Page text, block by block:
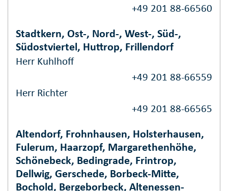
+49 201 88-66560
Stadtkern, Ost-, Nord-, West-, Süd-,
Südostviertel, Huttrop, Frillendorf
Herr Kuhlhoff
+49 201 88-66559
Herr Richter
+49 201 88-66565
Altendorf, Frohnhausen, Holsterhausen,
Fulerum, Haarzopf, Margarethenhöhe,
Schönebeck, Bedingrade, Frintrop,
Dellwig, Gerschede, Borbeck-Mitte,
Bochold, Bergeborbeck, Altenessen-